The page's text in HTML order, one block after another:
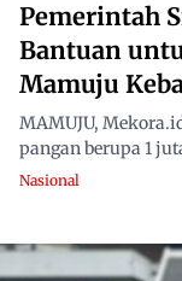
Pemerintah
Bantuan
Mamuju
MAMUJU,
pangan berupa 1
Nasional